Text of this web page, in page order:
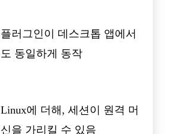
플러그인이 데스크톱 앱에서
도 동일하게 동작
Linux에 더해, 세션이 원격 머
신을 가리킬 수 있음